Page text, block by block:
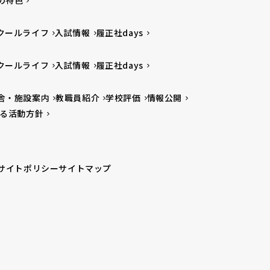
ールライフ 入試情報 履正社days
ールライフ 入試情報 履正社days
・施設案内 教職員紹介 学校評価 情報公開
活動方針
イトポリシーサイトマップ